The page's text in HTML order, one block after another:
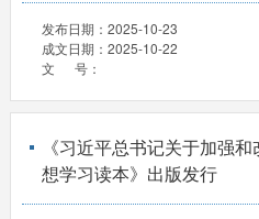
发布日期： 2025-10-23
成文日期： 2025-10-22
文 号：
《习近平总书记关于加强
想学习读本》出版发行